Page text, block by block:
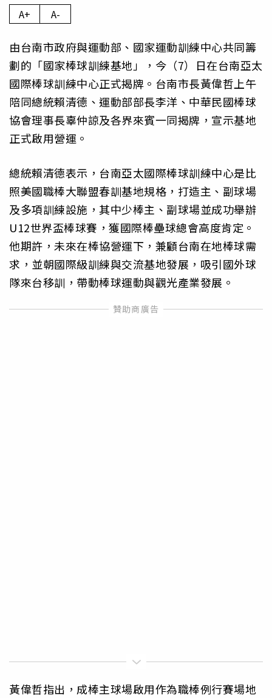
A+ A-
由台南市政府與運動部、國家運動訓練中心共同籌
劃的「國家棒球訓練基地」，今（7）日在台南亞太
國際棒球訓練中心正式揭牌。台南市長黃偉哲上午
陪同總統賴清德、運動部部長李洋、中華民國棒球
協會理事長辜仲諒及各界來賓一同揭牌，宣示基地
正式啟用營運。
總統賴清德表示，台南亞太國際棒球訓練中心是比
照美國職棒大聯盟春訓基地規格，打造主、副球場
及多項訓練設施，其中少棒主、副球場並成功舉辦
U12世界盃棒球賽，獲國際棒壘球總會高度肯定。
他期許，未來在棒協營運下，兼顧台南在地棒球需
求，並朝國際級訓練與交流基地發展，吸引國外球
隊來台移訓，帶動棒球運動與觀光產業發展。
黃偉哲指出，成棒主球場啟用作為職棒例行賽場地